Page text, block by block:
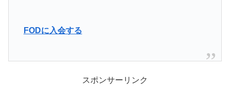
FODに入会する
スポンサーリンク